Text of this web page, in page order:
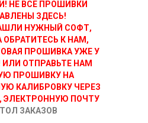
НЕ ВСЕ ПРОШИВКИ
ЗДЕСЬ!
НУЖНЫЙ СОФТ,
К НАМ,
ПРОШИВКА УЖЕ У
ИЛИ ОТПРАВЬТЕ НАМ
ПРОШИВКУ НА
КАЛИБРОВКУ ЧЕРЕЗ
ЭЛЕКТРОННУЮ ПОЧТУ
ЗАКАЗОВ